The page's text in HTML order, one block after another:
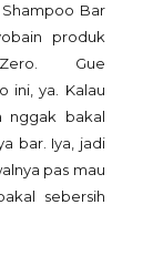
Bar
produk
Gue
ini, ya. Kalau
nggak bakal
bar. Iya, jadi
pas mau
sebersih